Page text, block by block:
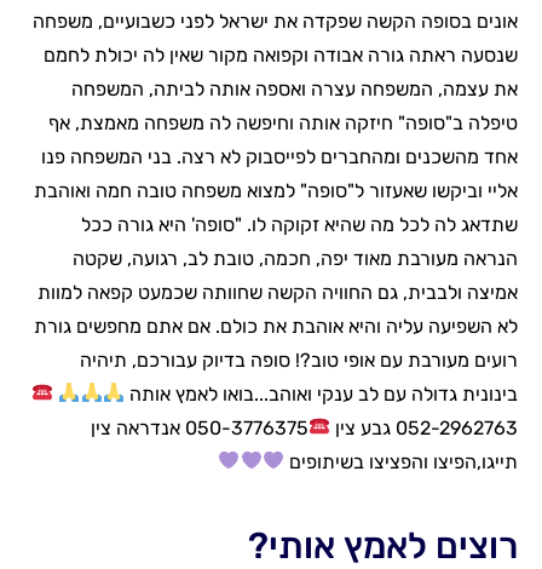
אונים בסופה הקשה שפקדה את ישראל לפני כשבועיים, משפחה
שנסעה ראתה גורה אבודה וקפואה מקור שאין לה יכולת לחמם
את עצמה, המשפחה עצרה ואספה אותה לביתה, המשפחה
טיפלה ב"סופה" חיזקה אותה וחיפשה לה משפחה מאמצת, אף
אחד מהשכנים ומהחברים לפייסבוק לא רצה. בני המשפחה פנו
אליי וביקשו שאעזור ל"סופה" למצוא משפחה טובה חמה ואוהבת
שתדאג לה לכל מה שהיא זקוקה לו. "סופה' היא גורה ככל
הנראה מעורבת מאוד יפה, חכמה, טובת לב, רגועה, שקטה
אמיצה ולבבית, גם החוויה הקשה שחוותה שכמעט קפאה למוות
לא השפיעה עליה והיא אוהבת את כולם. אם אתם מחפשים גורת
רועים מעורבת עם אופי טוב?! סופה בדיוק עבורכם, תיהיה
בינונית גדולה עם לב ענקי ואוהב...בואו לאמץ אותה
052-2962763 גבע צין
050-3776375 אנדראה צין
תייגו,הפיצו והפציצו בשיתופים
רוצים לאמץ אותי?